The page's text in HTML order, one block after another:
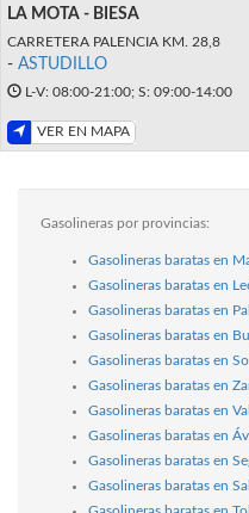
LA MOTA - BIESA
CARRETERA PALENCIA KM. 28,8
- ASTUDILLO
L-V: 08:00-21:00; S: 09:00-14:00
VER EN MAPA
Gasolineras por provincias:
Gasolineras baratas en
Gasolineras baratas en
Gasolineras baratas en
Gasolineras baratas en
Gasolineras baratas en
Gasolineras baratas en
Gasolineras baratas en
Gasolineras baratas en
Gasolineras baratas en
Gasolineras baratas en